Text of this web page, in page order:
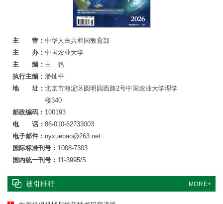
主 管： 中华人民共和国教育部
主 办： 中国农业大学
主 编： 王 鹏
执行主编： 潘灿平
地 址： 北京市海淀区圆明园西路2号中国农业大学理学
楼340
邮政编码： 100193
电 话： 86-010-62733003
电子邮件： nyxuebao@263.net
国际标准刊号： 1008-7303
国内统一刊号： 11-3995/S
被引排行 MORE+